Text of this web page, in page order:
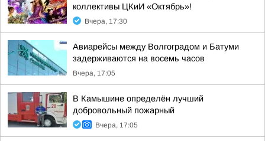
коллективы ЦКиИ «Октябрь»!
Вчера, 17:30
Авиарейсы между Волгоградом и Батуми
задерживаются на восемь часов
Вчера, 17:05
В Камышине определён лучший
добровольный пожарный
Вчера, 17:05